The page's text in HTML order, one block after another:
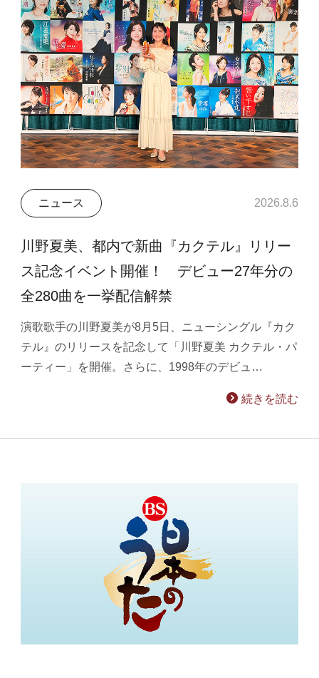
ニュース 2026.8.6
川野夏美、都内で新曲『カクテル』リリー
ス記念イベント開催！ デビュー27年分の
全280曲を一挙配信解禁
演歌歌手の川野夏美が8月5日、ニューシングル『カク
テル』のリリースを記念して「川野夏美 カクテル・パ
ーティー」を開催。さらに、1998年のデビュ…
続きを読む